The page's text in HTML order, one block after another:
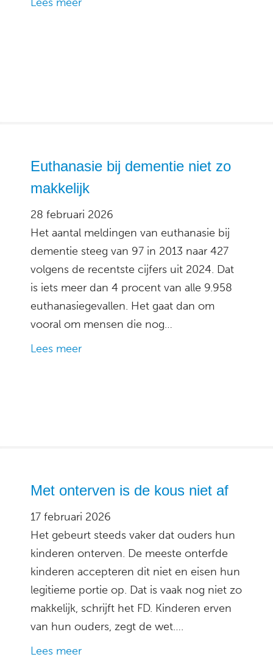
Euthanasie bij dementie niet zo
makkelijk
28 februari 2026
Het aantal meldingen van euthanasie bij
dementie steeg van 97 in 2013 naar 427
volgens de recentste cijfers uit 2024. Dat
is iets meer dan 4 procent van alle 9.958
euthanasiegevallen. Het gaat dan om
vooral om mensen die nog…
Lees meer
Met onterven is de kous niet af
17 februari 2026
Het gebeurt steeds vaker dat ouders hun
kinderen onterven. De meeste onterfde
kinderen accepteren dit niet en eisen hun
legitieme portie op. Dat is vaak nog niet zo
makkelijk, schrijft het FD. Kinderen erven
van hun ouders, zegt de wet….
Lees meer